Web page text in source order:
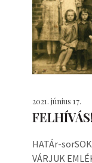
2021. június 17.
FELHÍVÁS!
HATÁr-
VÁRJUK